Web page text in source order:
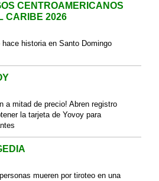
CENTROAMERICANOS
CARIBE 2026
hace historia en Santo Domingo
a mitad de precio! Abren registro
la tarjeta de Yovoy para
mueren por tiroteo en una